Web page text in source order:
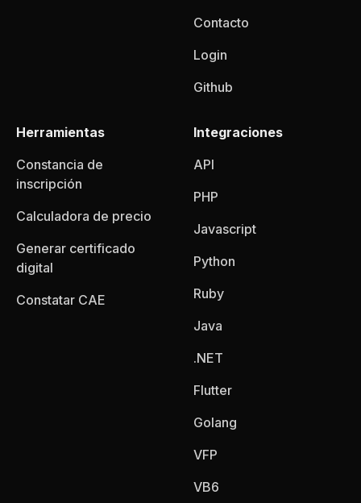
Contacto
Login
Github
Herramientas
Constancia de
inscripción
Calculadora de precio
Generar certificado
digital
Constatar CAE
Integraciones
API
PHP
Javascript
Python
Ruby
Java
.NET
Flutter
Golang
VFP
VB6